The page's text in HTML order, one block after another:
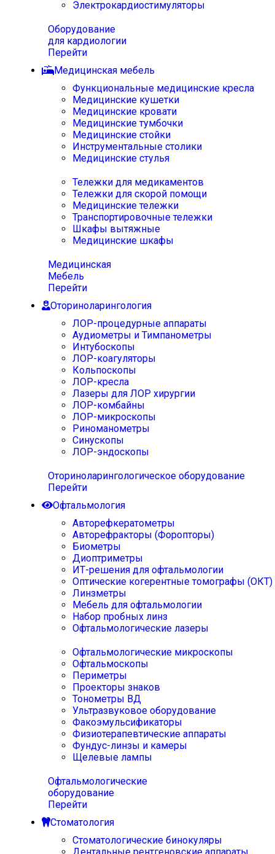
Электрокардиостимуляторы
Оборудование
для кардиологии
Перейти
Медицинская мебель
Функциональные медицинские кресла
Медицинские кушетки
Медицинские кровати
Медицинские тумбочки
Медицинские стойки
Инструментальные столики
Медицинские стулья
Тележки для медикаментов
Тележки для скорой помощи
Медицинские тележки
Транспортировочные тележки
Шкафы вытяжные
Медицинские шкафы
Медицинская
Мебель
Перейти
Оториноларингология
ЛОР-процедурные аппараты
Аудиометры и Тимпанометры
Интубоскопы
ЛОР-коагуляторы
Кольпоскопы
ЛОР-кресла
Лазеры для ЛОР хирургии
ЛОР-комбайны
ЛОР-микроскопы
Риноманометры
Синускопы
ЛОР-эндоскопы
Оториноларингологическое оборудование
Перейти
Офтальмология
Авторефкератометры
Авторефракторы (Форопторы)
Биометры
Диоптриметры
ИТ-решения для офтальмологии
Оптические когерентные томографы (ОКТ)
Линзметры
Мебель для офтальмологии
Набор пробных линз
Офтальмологические лазеры
Офтальмологические микроскопы
Офтальмоскопы
Периметры
Проекторы знаков
Тонометры ВД
Ультразвуковое оборудование
Факоэмульсификаторы
Физиотерапевтические аппараты
Фундус-линзы и камеры
Щелевые лампы
Офтальмологические
оборудование
Перейти
Стоматология
Стоматологические бинокуляры